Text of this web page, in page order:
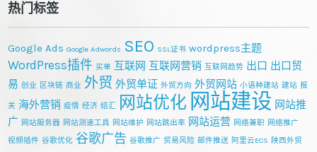
热门标签
Google Ads Google Adwords SEO SSL证书 wordpress主题
WordPress插件 买单 互联网 互联网营销 互联网趋势 出口 出口贸
易 创业 区块链 商业 外贸 外贸单证 外贸方向 外贸网站 小语种建站 建站 报
关 海外营销 疫情 经济 结汇 网站优化 网站建设 网站推
广 网站服务器 网站测速工具 网站维护 网站跳出率 网站运营 网络兼职 网络推广
视频插件 谷歌优化 谷歌广告 谷歌推广 贸易风险 邮件推送 阿里云ECS 陕西外贸